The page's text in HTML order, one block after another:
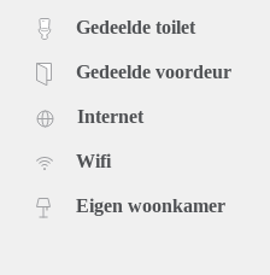
Gedeelde toilet
Gedeelde voordeur
Internet
Wifi
Eigen woonkamer